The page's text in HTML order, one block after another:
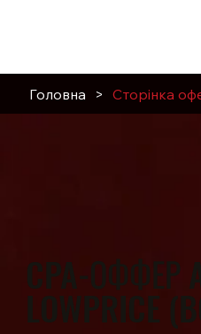
Головна > Сторінка
CPA-ОФФЕР
LOWPRICE